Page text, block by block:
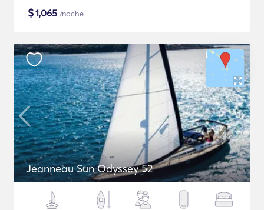
$1,065 /noche
Jeanneau Sun Odyssey 52